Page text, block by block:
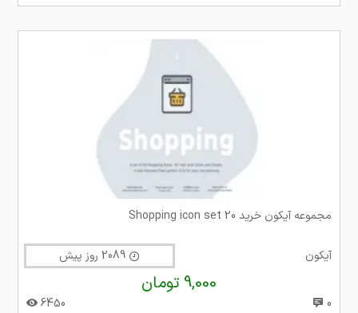
مجموعه آیکون خرید 20 Shopping icon set
آیکون
9,000 تومان
0
6450